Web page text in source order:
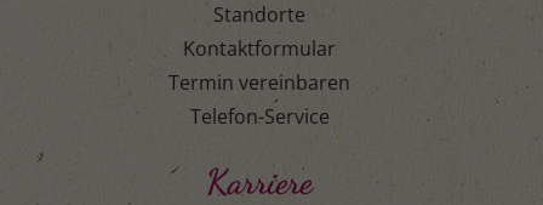
Standorte
Kontaktformular
Termin vereinbaren
Telefon-Service
Karriere